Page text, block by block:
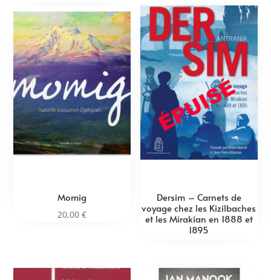
Momig
20,00€
Dersim – Carnets de
voyage chez les Kizilbaches
et les Mirakian en 1888 et
1895